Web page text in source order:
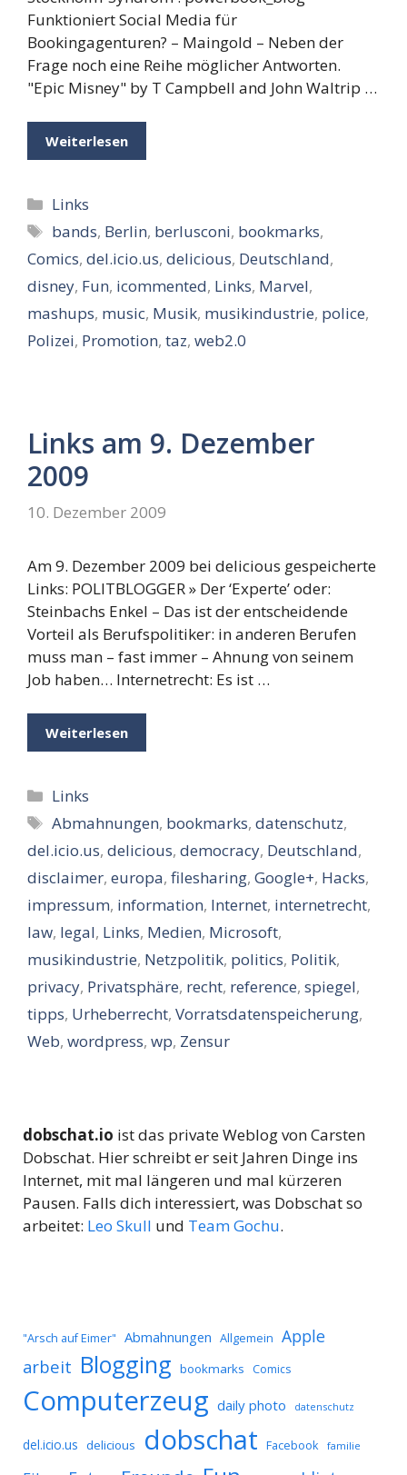
Funktioniert Social Media für
Bookingagenturen? – Maingold – Neben der
Frage noch eine Reihe möglicher Antworten.
"Epic Misney" by T Campbell and John Waltrip …
Weiterlesen
Kategorien
Links
Schlagwörter
bands, Berlin, berlusconi, bookmarks,
Comics, del.icio.us, delicious, Deutschland,
disney, Fun, icommented, Links, Marvel,
mashups, music, Musik, musikindustrie, police,
Polizei, Promotion, taz, web2.0
Links am 9. Dezember
2009
10. Dezember 2009
Am 9. Dezember 2009 bei delicious gespeicherte
Links: POLITBLOGGER » Der ‘Experte’ oder:
Steinbachs Enkel – Das ist der entscheidende
Vorteil als Berufspolitiker: in anderen Berufen
muss man – fast immer – Ahnung von seinem
Job haben… Internetrecht: Es ist …
Weiterlesen
Kategorien
Links
Schlagwörter
Abmahnungen, bookmarks,datenschutz,
del.icio.us, delicious, democracy, Deutschland,
disclaimer, europa, filesharing, Google+, Hacks,
impressum, information, Internet, internetrecht,
law, legal, Links, Medien, Microsoft,
musikindustrie, Netzpolitik, politics, Politik,
privacy, Privatsphäre, recht, reference, spiegel,
tipps, Urheberrecht, Vorratsdatenspeicherung,
Web, wordpress, wp, Zensur
dobschat.io ist das private Weblog von Carsten
Dobschat. Hier schreibt er seit Jahren Dinge ins
Internet, mit mal längeren und mal kürzeren
Pausen. Falls dich interessiert, was Dobschat so
arbeitet: Leo Skull und Team Gochu.
"Arsch auf Eimer" Abmahnungen Allgemein Apple
arbeit Blogging bookmarks Comics
Computerzeug daily photo datenschutz
del.icio.us delicious dobschat Facebook familie